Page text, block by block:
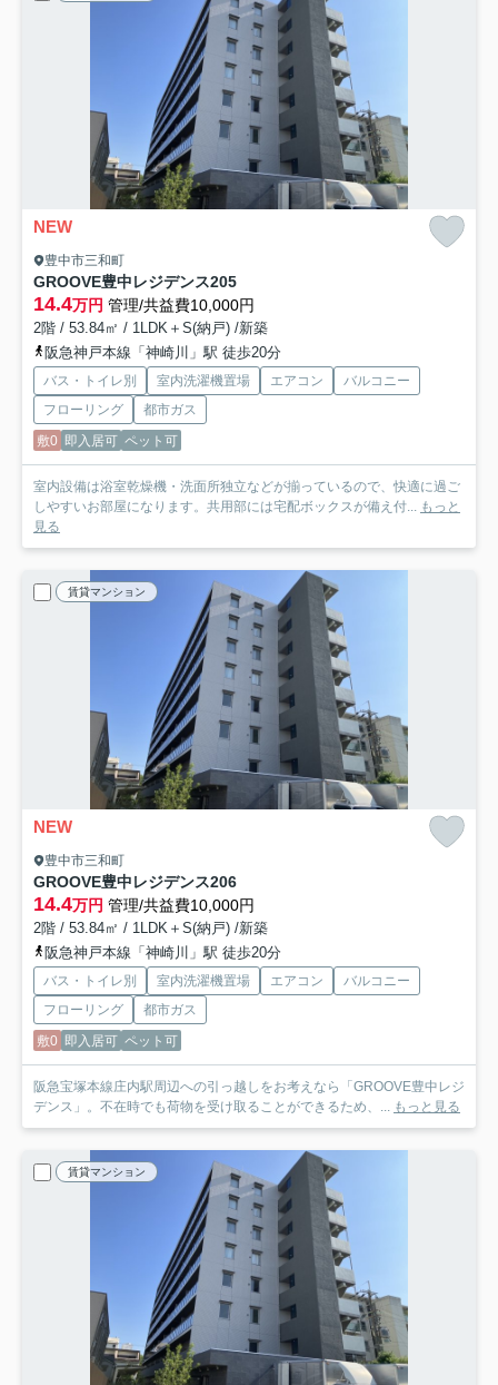
NEW
豊中市三和町
GROOVE豊中レジデンス205
14.4万円 管理/共益費10,000円
2階 / 53.84㎡ / 1LDK＋S(納戸) /新築
阪急神戸本線「神崎川」駅 徒歩20分
バス・トイレ別 室内洗濯機置場 エアコン
バルコニー
フローリング
都市ガス
敷0 即入居可 ペット可
室内設備は浴室乾燥機・洗面所独立などが揃っているので、快適に過ご
しやすいお部屋になります。共用部には宅配ボックスが備え付... もっと
見る
賃貸マンション
NEW
豊中市三和町
GROOVE豊中レジデンス206
14.4万円 管理/共益費10,000円
2階 / 53.84㎡ / 1LDK＋S(納戸) /新築
阪急神戸本線「神崎川」駅 徒歩20分
バス・トイレ別 室内洗濯機置場 エアコン
バルコニー
フローリング
都市ガス
敷0 即入居可 ペット可
阪急宝塚本線庄内駅周辺への引っ越しをお考えなら「GROOVE豊中レジ
デンス」。不在時でも荷物を受け取ることができるため、... もっと見る
賃貸マンション